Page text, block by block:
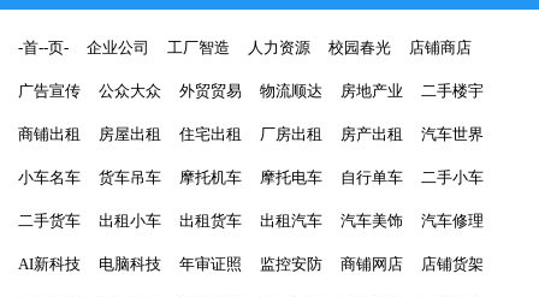
-首--页- 企业公司 工厂智造 人力资源 校园春光 店铺商店
广告宣传 公众大众 外贸贸易 物流顺达 房地产业 二手楼宇
商铺出租 房屋出租 住宅出租 厂房出租 房产出租 汽车世界
小车名车 货车吊车 摩托机车 摩托电车 自行单车 二手小车
二手货车 出租小车 出租货车 出租汽车 汽车美饰 汽车修理
AI新科技 电脑科技 年审证照 监控安防 商铺网店 店铺货架